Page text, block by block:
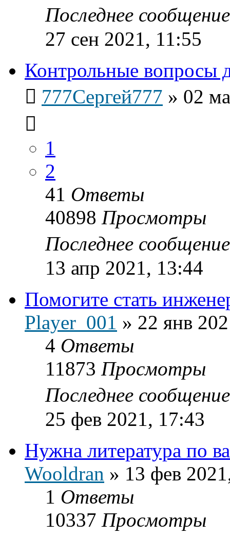
Последнее
27 сен 2021, 11:55
Контрольные вопросы
777Сергей777 » 02
1
2
41 Ответы
40898 Просмотры
Последнее
13 апр 2021, 13:44
Помогите стать
Player_001 » 22 янв
4 Ответы
11873 Просмотры
Последнее
25 фев 2021, 17:43
Нужна литература по
Wooldran » 13 фев
1 Ответы
10337 Просмотры